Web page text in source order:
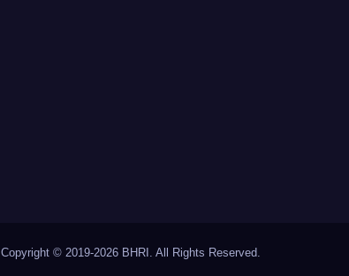
Copyright © 2019-2026 BHRI. All Rights Reserved.